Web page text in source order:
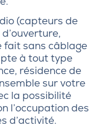
(capteurs de
fait sans câblage
à tout type
résidence de
sur votre
la possibilité
l’occupation des
d’activité.